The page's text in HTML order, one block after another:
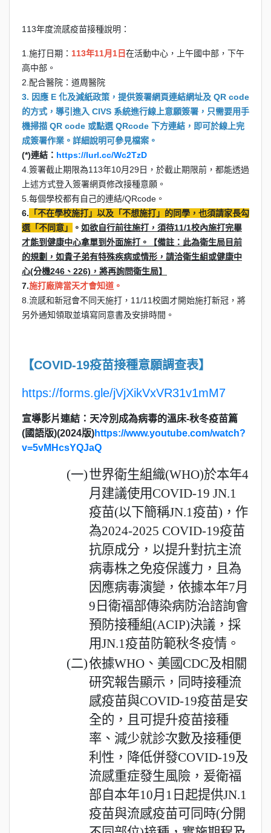
113年度流感疫苗接種說明：
1.施打日期： 113年11月1日在活動中心，上午國中部，下午
高中部。
2.配合醫院：道周醫院
3. 因應 E 化及減紙政策，提供簽署網頁連結網址及 QR code
的方式，導引進入 CIVS 系統進行線上意願簽署，只需要用手
機掃描 QR code 或點選 QRcode 下方連結，即可於線上完
成簽署作業。詳細說明可參見檔案。
(*)連結： https://lurl.cc/Wc2TzD
4.簽署截止期限為113年10月29日，於截止期限前，都能透過
上述方式登入簽署網頁修改接種意願。
5.每個學校都有自己的連結/QRcode。
6. 「不在學校施打」以及「不想施打」的同學，也須請家長勾
選「不同意」
。 如欲自行前往施打，須待11/1校內施打完畢
才能到健康中心拿單到外面施打。【備註：此為衛生局目前
的規劃，如貴子弟有特殊疾病或情形，請洽衛生組或健康中
心(分機246、226)，將再詢問衛生局】
7.施打廠牌當天才會知道。
8.流感和新冠會不同天施打，11/11校園才開始施打新冠，將
另外通知領取並填寫同意書及安排時間。
【COVID-19疫苗接種意願調查表】
https://forms.gle/jVjXikVxVR31v1mM7
宣導影片連結：天冷別成為病毒的溫床-秋冬疫苗篇
(國語版)(2024版)https://www.youtube.com/watch?
v=5vMHcsYQJaQ
(一)世界衛生組織(WHO)於本年4
月建議使用COVID-19 JN.1
疫苗(以下簡稱JN.1疫苗)，作
為2024-2025 COVID-19疫苗
抗原成分，以提升對抗主流
病毒株之免疫保護力，且為
因應病毒演變，依據本年7月
9日衛福部傳染病防治諮詢會
預防接種組(ACIP)決議，採
用JN.1疫苗防範秋冬疫情。
(二)依據WHO、美國CDC及相關
研究報告顯示，同時接種流
感疫苗與COVID-19疫苗是安
全的，且可提升疫苗接種
率、減少就診次數及接種便
利性，降低併發COVID-19及
流感重症發生風險，爰衛福
部自本年10月1日起提供JN.1
疫苗與流感疫苗可同時(分開